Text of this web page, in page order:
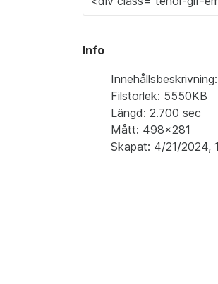
Info
Filstorlek: 5550KB
Längd: 2.700 sec
Mått: 498x281
Skapat: 4/21/2024,